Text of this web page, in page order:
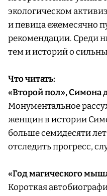
экологическом
и певица ежемесячно
рекомендации. Среди
тем и историй о
Что читать:
«Второй пол», Симона
Монументальное
женщин в истории
больше семидесяти
отследить прогресс,
«Год магического
Короткая